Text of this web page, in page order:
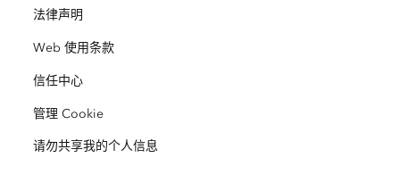
Esri Store
ArcWatch
Esri 视频
业务行为准则
网站地图
教育
种族平等
法律声明
Web 使用条款
信任中心
管理 Cookie
请勿共享我的个人信息